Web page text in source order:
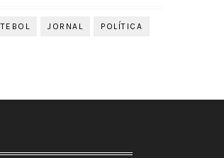
JORNAL POLÍTICA